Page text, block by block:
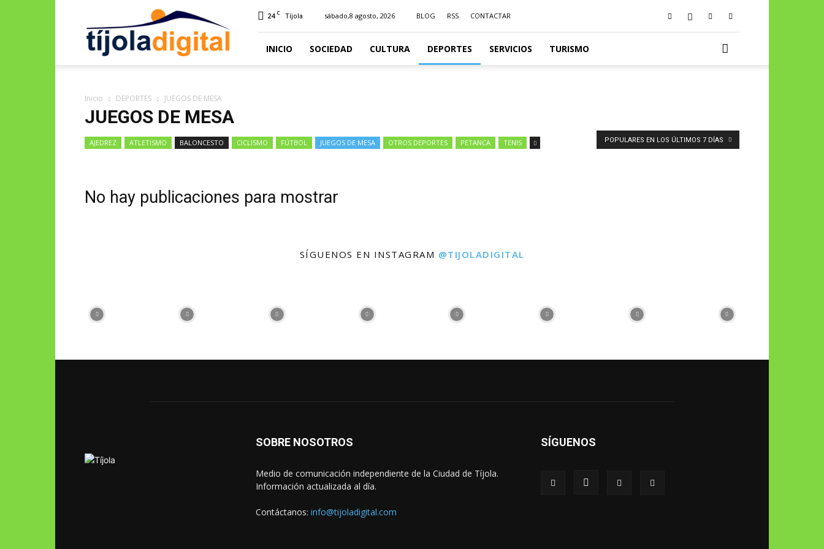
24 C Tíjola sábado,8 agosto, 2026 BLOG RSS CONTACTAR
INICIO SOCIEDAD CULTURA DEPORTES SERVICIOS TURISMO
Inicio DEPORTES JUEGOS DE MESA
JUEGOS DE MESA
AJEDREZ ATLETISMO BALONCESTO CICLISMO FÚTBOL JUEGOS DE MESA OTROS DEPORTES PETANCA TENIS POPULARES EN LOS ÚLTIMOS 7 DÍAS
No hay publicaciones para mostrar
SÍGUENOS EN INSTAGRAM @TIJOLADIGITAL
SOBRE NOSOTROS
Medio de comunicación independiente de la Ciudad de Tíjola.
Información actualizada al día.
Contáctanos: info@tijoladigital.com
SÍGUENOS